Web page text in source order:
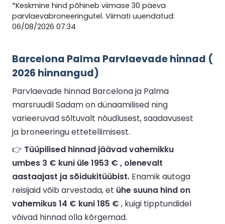
*Keskmine hind põhineb viimase 30 päeva
parvlaevabroneeringutel. Viimati uuendatud:
06/08/2026 07:34
Barcelona Palma Parvlaevade hinnad (
2026 hinnangud)
Parvlaevade hinnad Barcelona ja Palma
marsruudil Sadam on dünaamilised ning
varieeruvad sõltuvalt nõudlusest, saadavusest
ja broneeringu ettetellimisest.
👉 Tüüpilised hinnad jäävad vahemikku
umbes 3 € kuni üle 1953 € , olenevalt
aastaajast ja sõidukitüübist. Enamik autoga
reisijaid võib arvestada, et ühe suuna hind on
vahemikus 14 € kuni 185 € , kuigi tipptundidel
võivad hinnad olla kõrgemad.